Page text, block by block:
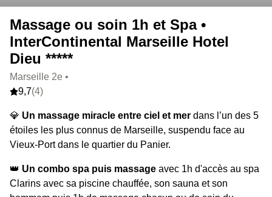
Massage ou soin 1h et Spa •
InterContinental Marseille Hotel
Dieu *****
Marseille 2e •
9,7(4)
💎 Un massage miracle entre ciel et mer dans l’un des 5
étoiles les plus connus de Marseille, suspendu face au
Vieux-Port dans le quartier du Panier.
👑 Un combo spa puis massage avec 1h d'accès au spa
Clarins avec sa piscine chauffée, son sauna et son